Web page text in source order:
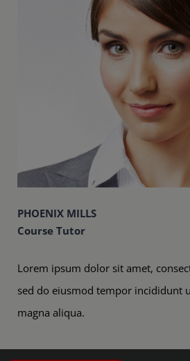
PHOENIX MILLS
Course Tutor
Lorem ipsum dolor sit amet,
sed do eiusmod tempor incididunt
magna aliqua.